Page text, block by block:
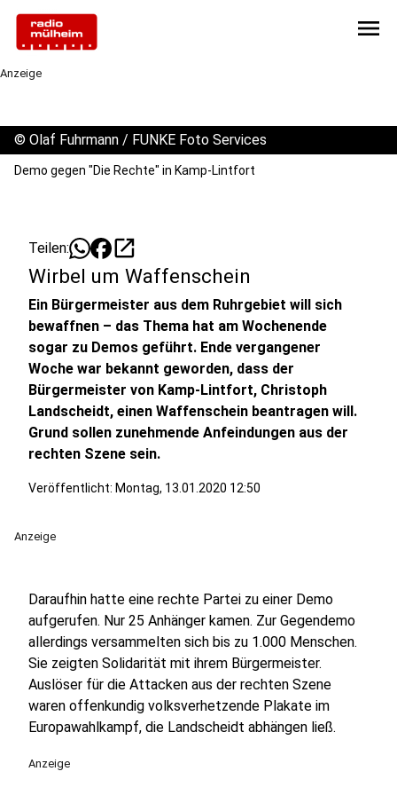
menu
Anzeige
© Olaf Fuhrmann / FUNKE Foto Services
Demo gegen "Die Rechte" in Kamp-Lintfort
Teilen: open_in_new
Wirbel um Waffenschein
Ein Bürgermeister aus dem Ruhrgebiet will sich
bewaffnen – das Thema hat am Wochenende
sogar zu Demos geführt. Ende vergangener
Woche war bekannt geworden, dass der
Bürgermeister von Kamp-Lintfort, Christoph
Landscheidt, einen Waffenschein beantragen will.
Grund sollen zunehmende Anfeindungen aus der
rechten Szene sein.
Veröffentlicht: Montag, 13.01.2020 12:50
Anzeige
Daraufhin hatte eine rechte Partei zu einer Demo
aufgerufen. Nur 25 Anhänger kamen. Zur Gegendemo
allerdings versammelten sich bis zu 1.000 Menschen.
Sie zeigten Solidarität mit ihrem Bürgermeister.
Auslöser für die Attacken aus der rechten Szene
waren offenkundig volksverhetzende Plakate im
Europawahlkampf, die Landscheidt abhängen ließ.
Anzeige